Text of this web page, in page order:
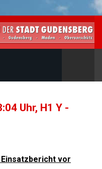
Uhr, H1 Y -
vor